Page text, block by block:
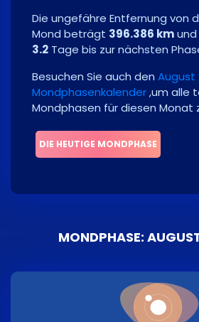
Die ungefähre Entfernung von
Mond beträgt 396.386 km
3.2 Tage bis zur nächsten
Besuchen Sie auch den August
Mondphasenkalender,um alle
Mondphasen für diesen Monat
DIE HEUTIGE MONDPHASE
MONDPHASE: